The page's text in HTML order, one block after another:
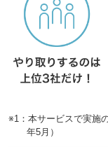
※1：本サービスで実施
年5月）